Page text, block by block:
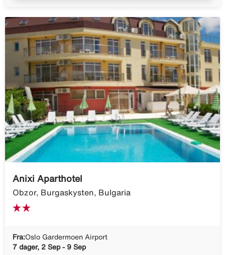
Anixi Aparthotel
Obzor, Burgaskysten, Bulgaria
Fra:Oslo Gardermoen Airport
7 dager, 2 Sep - 9 Sep